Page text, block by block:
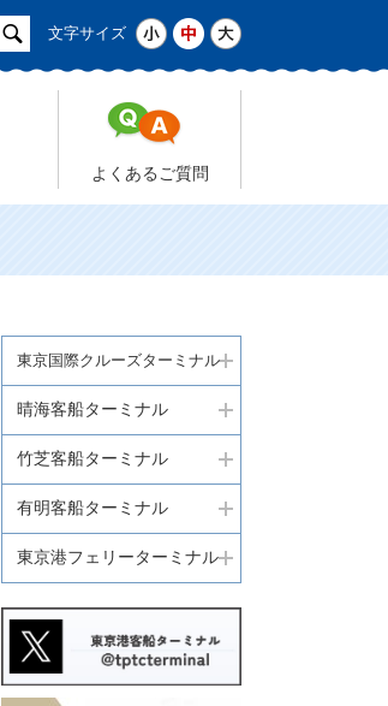
ト
文字サイズ
よくあるご質問
東京国際クルーズターミナル
晴海客船ターミナル
竹芝客船ターミナル
有明客船ターミナル
東京港フェリーターミナル